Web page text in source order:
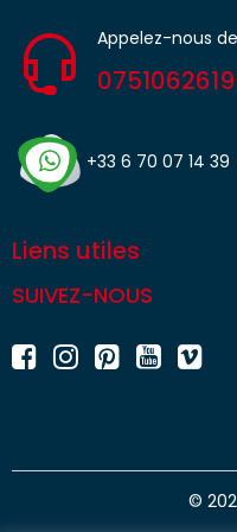
Appelez-nous
0751062619
+33 6 70 07 14 39
Liens utiles
SUIVEZ-NOUS
©